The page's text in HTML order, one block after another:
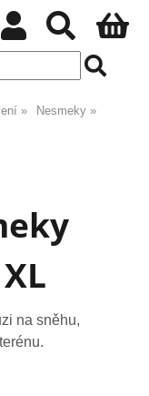
Nesmeky
na sněhu,